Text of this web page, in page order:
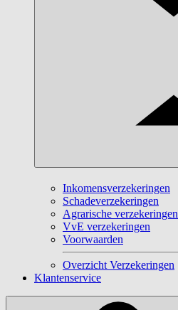
Inkomensverzekeringen
Schadeverzekeringen
Agrarische verzekeringen
VvE verzekeringen
Voorwaarden
Overzicht Verzekeringen
Klantenservice